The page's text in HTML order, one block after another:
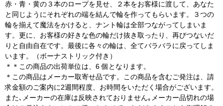
赤・青・黄の３本のロープを見せ、２本をお客様に渡して、あなた
と同じようにそれぞれの端を結んで輪を作ってもらいます。３つの
輪を揃えて魔法をかけると、ナント輪は全部つながってしまいま
す。更に、お客様の好きな色の輪だけ抜き取ったり、再びつないだ
りと自由自在です。最後に各々の輪は、全てバラバラに戻ってしま
います。（ボーナストリック付き）
＊＊この商品の出荷単位は、6 個となります。
＊この商品はメーカー取寄せ品です。この商品を含むご発注は、請
求金額のご案内に2週間程度、お時間をいただく場合がございます。
また､メーカーの在庫は反映されておりません｡メーカー品切れの場